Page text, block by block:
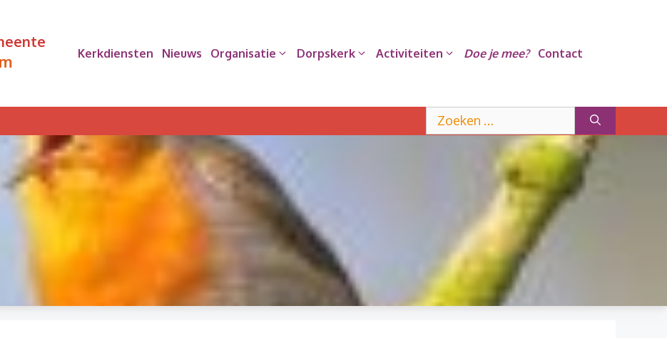
Kerkdiensten Nieuws Organisatie Dorpskerk Activiteiten Doe je mee? Contact
naar: